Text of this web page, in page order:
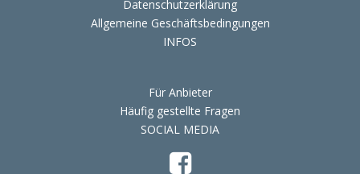
Datenschutzerklärung
Allgemeine Geschäftsbedingungen
INFOS
Für Anbieter
Häufig gestellte Fragen
SOCIAL MEDIA